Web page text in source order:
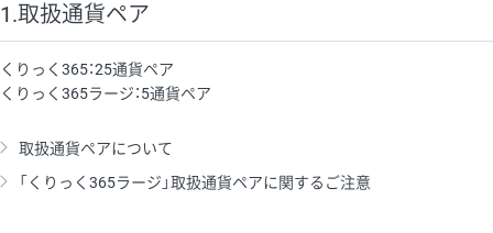
1.取扱通貨ペア
くりっく365：25通貨ペア
くりっく365ラージ：5通貨ペア
取扱通貨ペアについて
「くりっく365ラージ」取扱通貨ペアに関するご注意